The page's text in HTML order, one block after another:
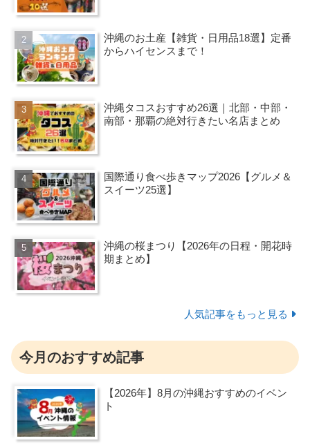
沖縄のお土産【雑貨・日用品18選】定番
からハイセンスまで！
沖縄タコスおすすめ26選｜北部・中部・
南部・那覇の絶対行きたい名店まとめ
国際通り食べ歩きマップ2026【グルメ＆
スイーツ25選】
沖縄の桜まつり【2026年の日程・開花時
期まとめ】
人気記事をもっと見る
今月のおすすめ記事
【2026年】8月の沖縄おすすめのイベン
ト